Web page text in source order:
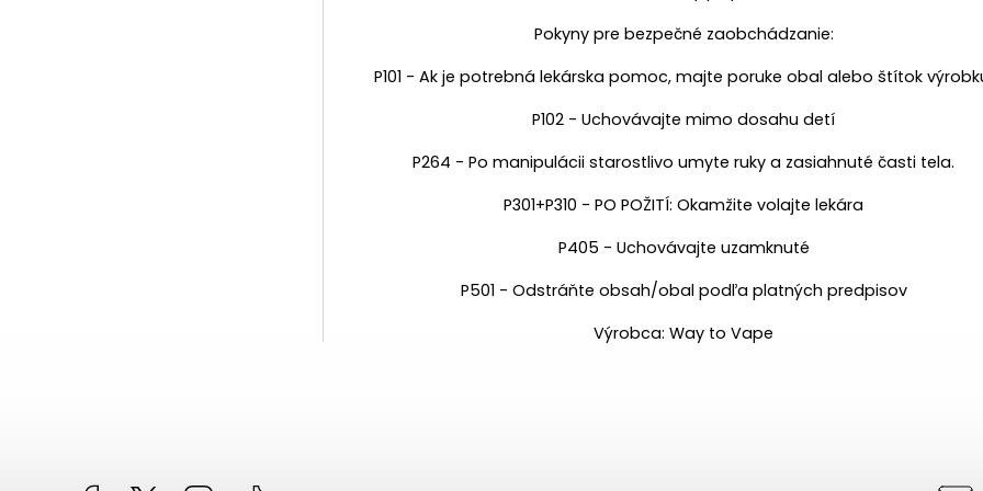
Pokyny pre bezpečné zaobchádzanie:
P101 - Ak je potrebná lekárska pomoc, majte poruke obal alebo štítok
P102 - Uchovávajte mimo dosahu detí
P264 - Po manipulácii starostlivo umyte ruky a zasiahnuté časti tela.
P301+P310 - PO POŽITÍ: Okamžite volajte lekára
P405 - Uchovávajte uzamknuté
P501 - Odstráňte obsah/obal podľa platných predpisov
Výrobca: Way to Vape